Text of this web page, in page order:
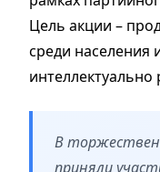
Цель акции –
среди населения
интеллектуально
В
приняли